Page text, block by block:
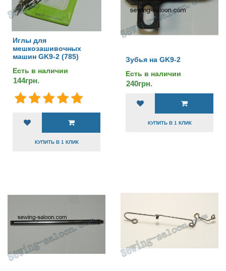
Иглы для
мешкозашивочных
машин GK9-2 (785)
Есть в наличии
144грн.
КУПИТЬ В 1 КЛИК
Зубья на GK9-2
Есть в наличии
240грн.
КУПИТЬ В 1 КЛИК